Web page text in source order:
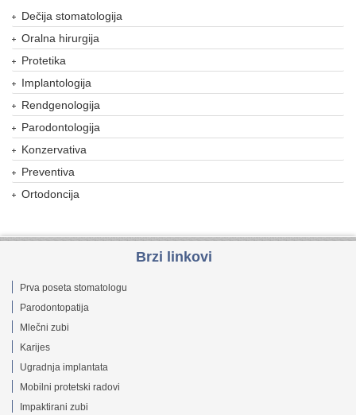
Dečija stomatologija
Oralna hirurgija
Protetika
Implantologija
Rendgenologija
Parodontologija
Konzervativa
Preventiva
Ortodoncija
Brzi linkovi
Prva poseta stomatologu
Parodontopatija
Mlečni zubi
Karijes
Ugradnja implantata
Mobilni protetski radovi
Impaktirani zubi